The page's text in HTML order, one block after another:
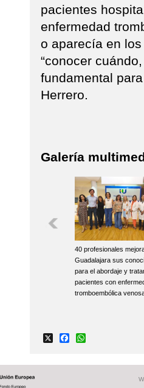
pacientes
enfermedad
o aparecía en
“conocer
fundamental
Herrero.
Galería
40 profesionales
Guadalajara sus
para el abordaje y
pacientes con
tromboembólica
Facebook